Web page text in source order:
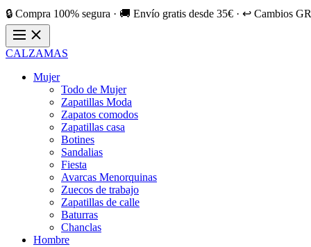
🔒 Compra 100% segura · 🚚 Envío gratis desde 35€ · ↩️ Cambios
CALZAMAS
Mujer
Todo de Mujer
Zapatillas Moda
Zapatos comodos
Zapatillas casa
Botines
Sandalias
Fiesta
Avarcas Menorquinas
Zuecos de trabajo
Zapatillas de calle
Baturras
Chanclas
Hombre